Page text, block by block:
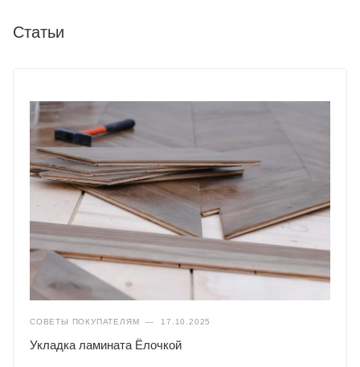
Статьи
СОВЕТЫ ПОКУПАТЕЛЯМ — 17.10.2025
Укладка ламината Ёлочкой